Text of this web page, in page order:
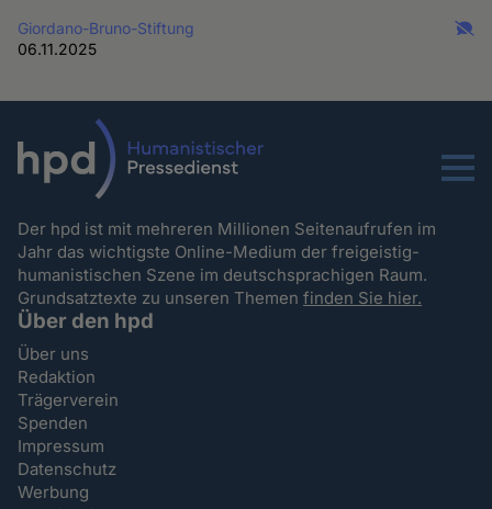
Giordano-Bruno-Stiftung
06.11.2025
Menu
Der hpd ist mit mehreren Millionen Seitenaufrufen im
Jahr das wichtigste Online-Medium der freigeistig-
humanistischen Szene im deutschsprachigen Raum.
Grundsatztexte zu unseren Themenfinden Sie hier.
Über den hpd
Über uns
Redaktion
Trägerverein
Spenden
Impressum
Datenschutz
Werbung